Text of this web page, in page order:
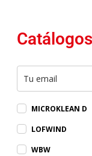
Catálogos
MICROKLEAN D
LOFWIND
WBW